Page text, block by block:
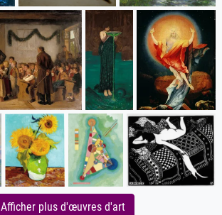
Afficher plus d'œuvres d'art